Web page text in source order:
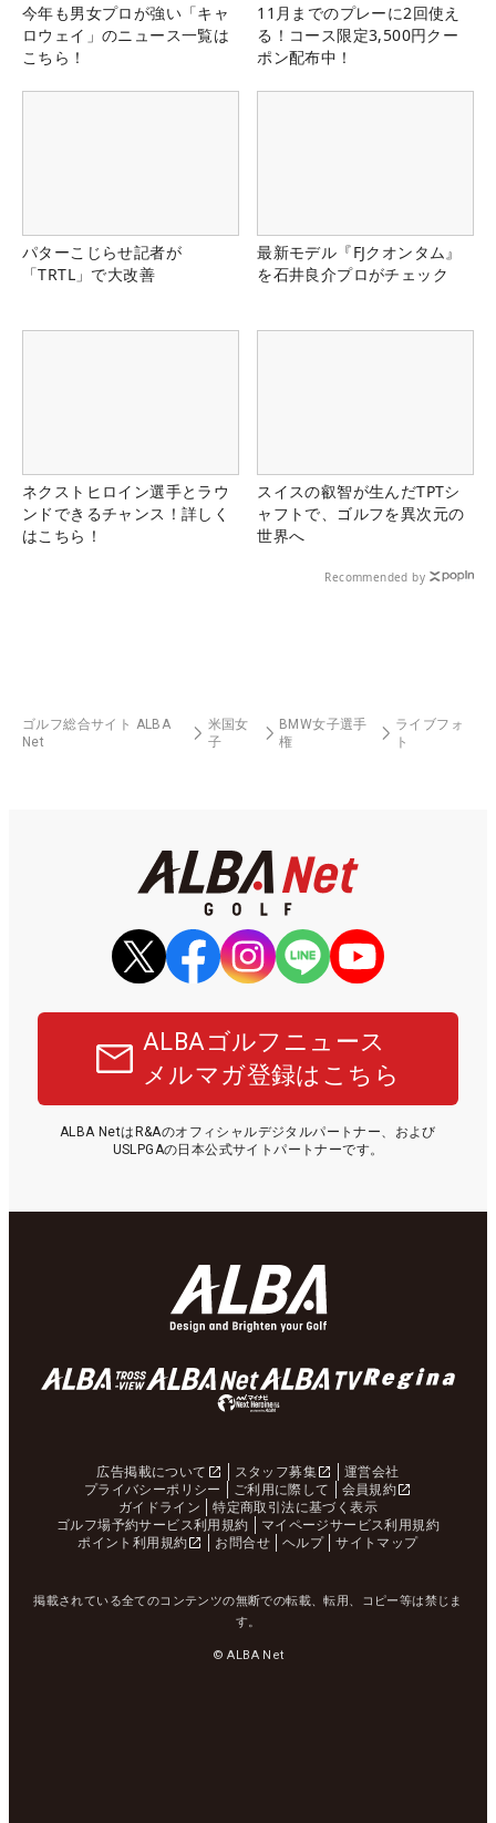
今年も男女プロが強い「キャ
ロウェイ」のニュース一覧は
こちら！
11月までのプレーに2回使え
る！コース限定3,500円クー
ポン配布中！
パターこじらせ記者が
「TRTL」で大改善
最新モデル『FJクオンタム』
を石井良介プロがチェック
ネクストヒロイン選手とラウ
ンドできるチャンス！詳しく
はこちら！
スイスの叡智が生んだTPTシ
ャフトで、ゴルフを異次元の
世界へ
Recommended by
ゴルフ総合サイト ALBA
Net
米国女
子
BMW女子選手
権
ライブフォ
ト
ALBAゴルフニュース
メルマガ登録はこちら
ALBA NetはR&Aのオフィシャルデジタルパートナー、および
USLPGAの日本公式サイトパートナーです。
広告掲載について スタッフ募集
運営会社
プライバシーポリシー
ご利用に際して
会員規約
ガイドライン
特定商取引法に基づく表示
ゴルフ場予約サービス利用規約
マイページサービス利用規約
ポイント利用規約
お問合せ ヘルプ サイトマップ
掲載されている全てのコンテンツの無断での転載、転用、コピー等は禁じま
す。
© ALBA Net